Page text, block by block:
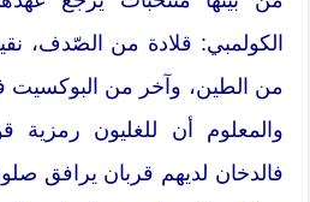
الكولمبي: قلادة من الصّدف،
من الطين، وآخر من البوكسيت
والمعلوم أن للغليون رمزية
فالدخان لديهم قربان يرافق